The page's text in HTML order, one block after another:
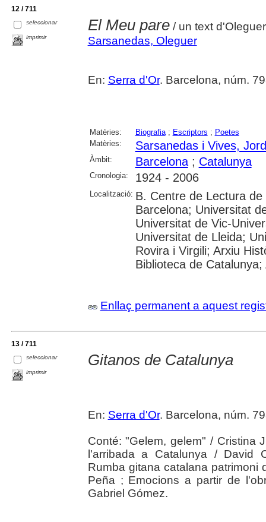
12 / 711
seleccionar
imprimir
El Meu pare/ un text
Sarsanedas, Oleguer
En: Serra d'Or. Barcelona, núm.
Matèries: Biografia; Escriptors ; Poetes
Matèries:
Sarsanedas i Vives,
Àmbit: Barcelona; Catalunya
Cronologia: 1924 - 2006
Localització: B. Centre de Lectura
Barcelona; Universitat
Universitat de Vic-
Universitat de Lleida;
Rovira i Virgili; Arxiu
Biblioteca de
Enllaç permanent a aquest
13 / 711
seleccionar
imprimir
Gitanos de Catalunya
En: Serra d'Or. Barcelona, núm.
Conté: "Gelem, gelem" / Cristina
l'arribada a Catalunya / David
Rumba gitana catalana patrimoni
Peña ; Emocions a partir de
Gabriel Gómez.